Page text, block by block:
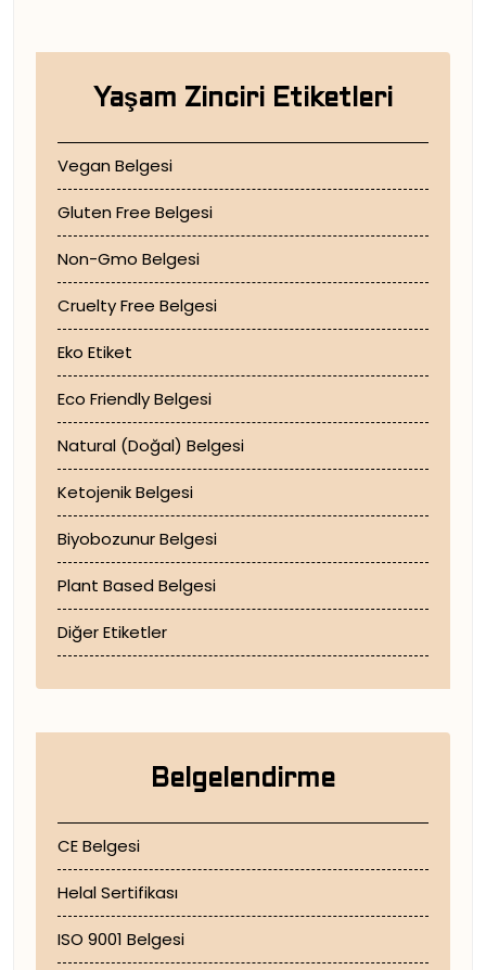
Yaşam Zinciri Etiketleri
Vegan Belgesi
Gluten Free Belgesi
Non-Gmo Belgesi
Cruelty Free Belgesi
Eko Etiket
Eco Friendly Belgesi
Natural (Doğal) Belgesi
Ketojenik Belgesi
Biyobozunur Belgesi
Plant Based Belgesi
Diğer Etiketler
Belgelendirme
CE Belgesi
Helal Sertifikası
ISO 9001 Belgesi